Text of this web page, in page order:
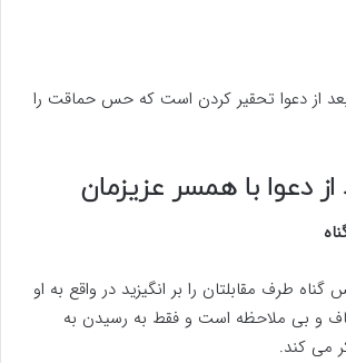
بعد از دعوا تحقیر کردن است که حس حماقت را
از دعوا با همسر عزیزمان
گناه طرف مقابلتان را بر انگیزید در واقع به او
و بی ملاحظه است و فقط به رسیدن به
می کند.